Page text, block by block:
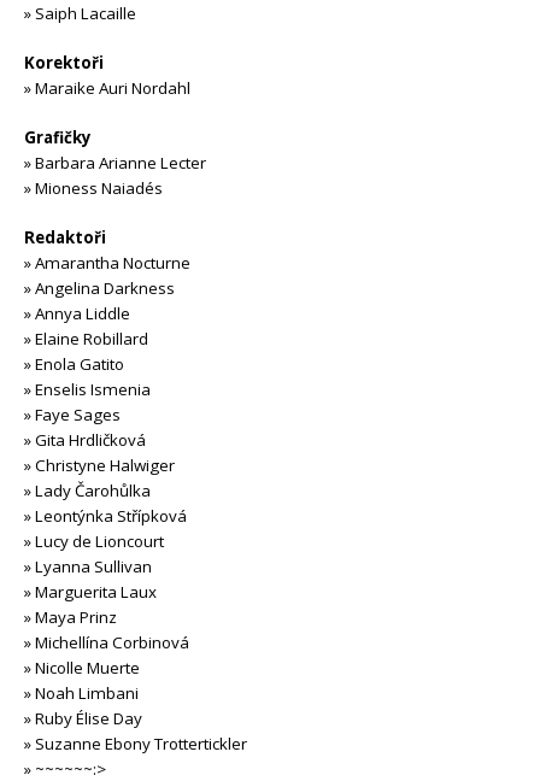
» Saiph Lacaille
Korektoři
»Maraike Auri Nordahl
Grafičky
»Barbara Arianne Lecter
»Mioness Naiadés
Redaktoři
»Amarantha Nocturne
»Angelina Darkness
»Annya Liddle
»Elaine Robillard
»Enola Gatito
»Enselis Ismenia
»Faye Sages
»Gita Hrdličková
»Christyne Halwiger
»Lady Čarohůlka
»Leontýnka Střípková
»Lucy de Lioncourt
»Lyanna Sullivan
»Marguerita Laux
»Maya Prinz
»Michellína Corbinová
»Nicolle Muerte
»Noah Limbani
»Ruby Élise Day
» Suzanne Ebony Trottertickler
» ~~~~~~:>